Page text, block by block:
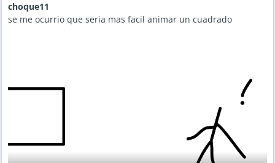
choque11
se me ocurrio que seria mas facil animar un cuadrado